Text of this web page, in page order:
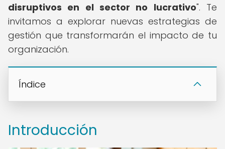
disruptivos en el sector no lucrativo". Te
invitamos a explorar nuevas estrategias de
gestión que transformarán el impacto de tu
organización.
Índice
Introducción